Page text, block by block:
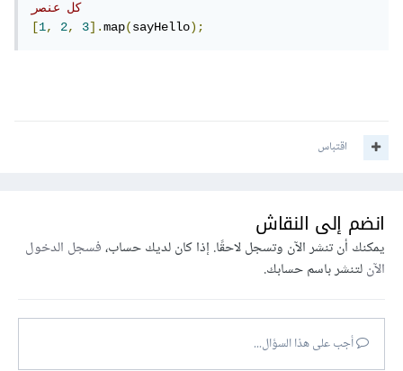
كل عنصر
[1, 2, 3].map(sayHello);
اقتباس
انضم إلى النقاش
يمكنك أن تنشر الآن وتسجل لاحقًا. إذا كان لديك حساب،فسجل الدخول
الآنلتنشر باسم حسابك.
أجب على هذا السؤال...